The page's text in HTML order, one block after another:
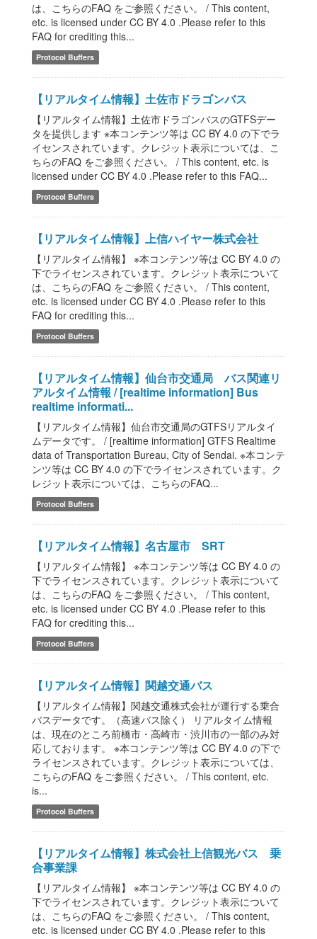
は、こちらのFAQ をご参照ください。 / This content,
etc. is licensed under CC BY 4.0 .Please refer to this
FAQ for crediting this...
Protocol Buffers
【リアルタイム情報】土佐市ドラゴンバス
【リアルタイム情報】土佐市ドラゴンバスのGTFSデー
タを提供します ※本コンテンツ等は CC BY 4.0 の下でラ
イセンスされています。クレジット表示については、こ
ちらのFAQ をご参照ください。 / This content, etc. is
licensed under CC BY 4.0 .Please refer to this FAQ...
Protocol Buffers
【リアルタイム情報】上信ハイヤー株式会社
【リアルタイム情報】 ※本コンテンツ等は CC BY 4.0 の
下でライセンスされています。クレジット表示について
は、こちらのFAQ をご参照ください。 / This content,
etc. is licensed under CC BY 4.0 .Please refer to this
FAQ for crediting this...
Protocol Buffers
【リアルタイム情報】仙台市交通局 バス関連リ
アルタイム情報 / [realtime information] Bus
realtime informati...
【リアルタイム情報】仙台市交通局のGTFSリアルタイ
ムデータです。 / [realtime information] GTFS Realtime
data of Transportation Bureau, City of Sendai. ※本コンテ
ンツ等は CC BY 4.0 の下でライセンスされています。ク
レジット表示については、こちらのFAQ...
Protocol Buffers
【リアルタイム情報】名古屋市 SRT
【リアルタイム情報】 ※本コンテンツ等は CC BY 4.0 の
下でライセンスされています。クレジット表示について
は、こちらのFAQ をご参照ください。 / This content,
etc. is licensed under CC BY 4.0 .Please refer to this
FAQ for crediting this...
Protocol Buffers
【リアルタイム情報】関越交通バス
【リアルタイム情報】関越交通株式会社が運行する乗合
バスデータです。（高速バス除く） リアルタイム情報
は、現在のところ前橋市・高崎市・渋川市の一部のみ対
応しております。 ※本コンテンツ等は CC BY 4.0 の下で
ライセンスされています。クレジット表示については、
こちらのFAQ をご参照ください。 / This content, etc.
is...
Protocol Buffers
【リアルタイム情報】株式会社上信観光バス 乗
合事業課
【リアルタイム情報】 ※本コンテンツ等は CC BY 4.0 の
下でライセンスされています。クレジット表示について
は、こちらのFAQ をご参照ください。 / This content,
etc. is licensed under CC BY 4.0 .Please refer to this